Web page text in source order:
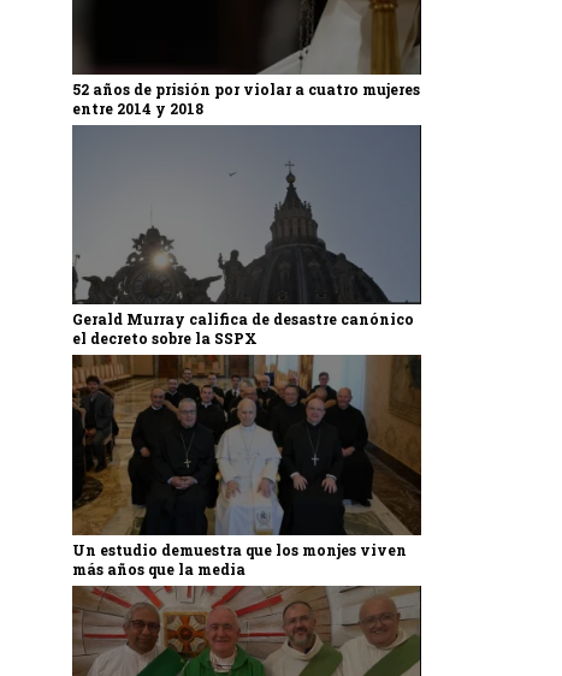
52 años de prisión por violar a cuatro mujeres
entre 2014 y 2018
Gerald Murray califica de desastre canónico
el decreto sobre la SSPX
Un estudio demuestra que los monjes viven
más años que la media